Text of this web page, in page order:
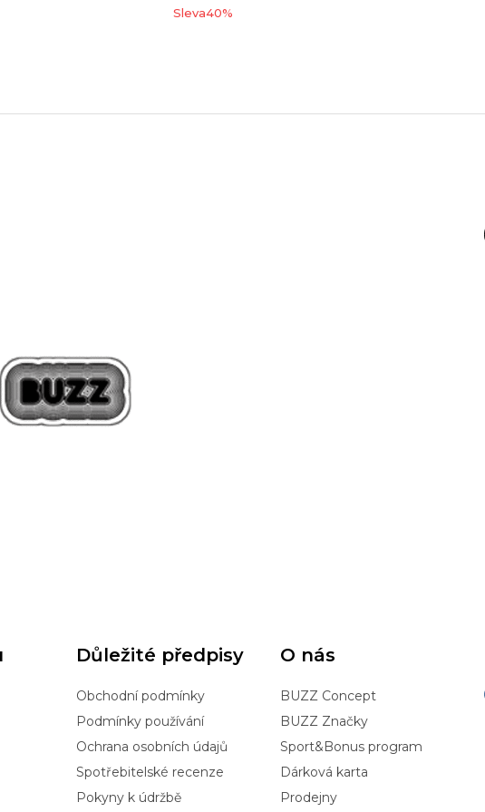
Sleva40%
Důležité předpisy
Obchodní podmínky
Podmínky používání
Ochrana osobních údajů
Spotřebitelské recenze
Pokyny k údržbě
O nás
BUZZ Concept
BUZZ Značky
Sport&Bonus program
Dárková karta
Prodejny